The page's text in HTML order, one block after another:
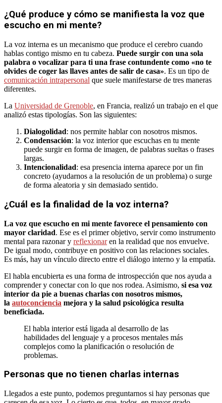
¿Qué produce y cómo se manifiesta la voz que
escucho en mi mente?
La voz interna es un mecanismo que produce el cerebro cuando
hablas contigo mismo en tu cabeza. Puede surgir con una sola
palabra o vocalizar para ti una frase contundente como «no te
olvides de coger las llaves antes de salir de casa». Es un tipo de
comunicación intrapersonal que suele manifestarse de tres maneras
diferentes.
La Universidad de Grenoble, en Francia, realizó un trabajo en el que
analizó estas tipologías. Son las siguientes:
Dialogolidad: nos permite hablar con nosotros mismos.
Condensación: la voz interior que escuchas en tu mente
puede surgir en forma de imagen, de palabras sueltas o frases
largas.
Intencionalidad: esa presencia interna aparece por un fin
concreto (ayudarnos a la resolución de un problema) o surge
de forma aleatoria y sin demasiado sentido.
¿Cuál es la finalidad de la voz interna?
La voz que escucho en mi mente favorece el pensamiento con
mayor claridad. Ese es el primer objetivo, servir como instrumento
mental para razonar y reflexionaren la realidad que nos envuelve.
De igual modo, contribuye en positivo con las relaciones sociales.
Es más, hay un vínculo directo entre el diálogo interno y la empatía.
El habla encubierta es una forma de introspección que nos ayuda a
comprender y conectar con lo que nos rodea. Asimismo, si esa voz
interior da pie a buenas charlas con nosotros mismos,
la autoconciencia mejora y la salud psicológica resulta
beneficiada.
El habla interior está ligada al desarrollo de las
habilidades del lenguaje y a procesos mentales más
complejos como la planificación o resolución de
problemas.
Personas que no tienen charlas internas
Llegados a este punto, podemos preguntarnos si hay personas que